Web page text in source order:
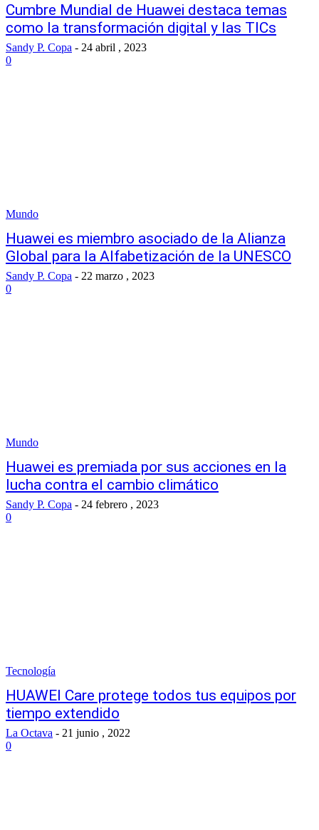
Cumbre Mundial de Huawei destaca temas
como la transformación digital y las TICs
Sandy P. Copa - 24 abril , 2023
0
Mundo
Huawei es miembro asociado de la Alianza
Global para la Alfabetización de la UNESCO
Sandy P. Copa - 22 marzo , 2023
0
Mundo
Huawei es premiada por sus acciones en la
lucha contra el cambio climático
Sandy P. Copa - 24 febrero , 2023
0
Tecnología
HUAWEI Care protege todos tus equipos por
tiempo extendido
La Octava - 21 junio , 2022
0